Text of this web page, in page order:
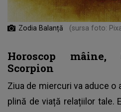
Zodia Balanță (sursa foto:
Horoscop
Scorpion
Ziua de miercuri va aduce
plină de viață relațiilor tale.